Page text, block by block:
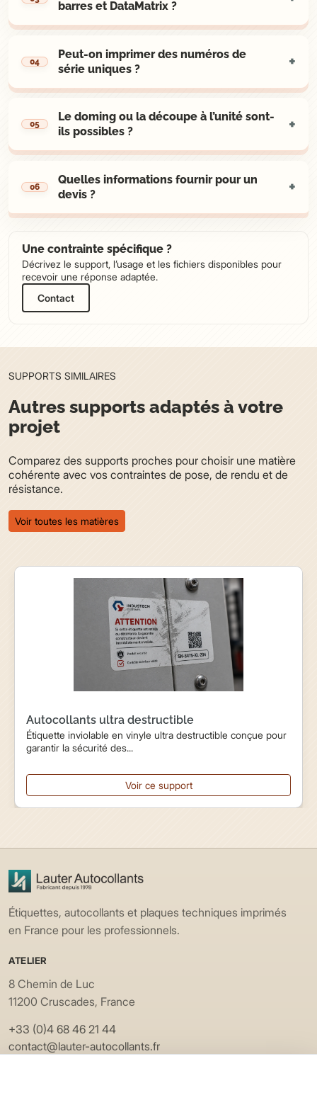
barres et DataMatrix ?
Peut-on imprimer des numéros de
série uniques ?
Le doming ou la découpe à l’unité sont-
ils possibles ?
Quelles informations fournir pour un
devis ?
Une contrainte spécifique ?
Décrivez le support, l’usage et les fichiers disponibles pour
recevoir une réponse adaptée.
Contact
SUPPORTS SIMILAIRES
Autres supports adaptés à votre
projet
Comparez des supports proches pour choisir une matière
cohérente avec vos contraintes de pose, de rendu et de
résistance.
Voir toutes les matières
Autocollants ultra destructible
Étiquette inviolable en vinyle ultra destructible conçue pour
garantir la sécurité des...
Voir ce support
Étiquettes, autocollants et plaques techniques imprimés
en France pour les professionnels.
ATELIER
8 Chemin de Luc
11200 Cruscades, France
+33 (0)4 68 46 21 44
contact@lauter-autocollants.fr